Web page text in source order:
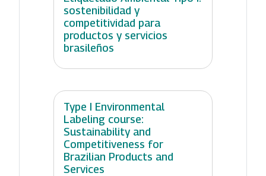
sostenibilidad y
competitividad para
productos y servicios
brasileños
Type I Environmental
Labeling course:
Sustainability and
Competitiveness for
Brazilian Products and
Services